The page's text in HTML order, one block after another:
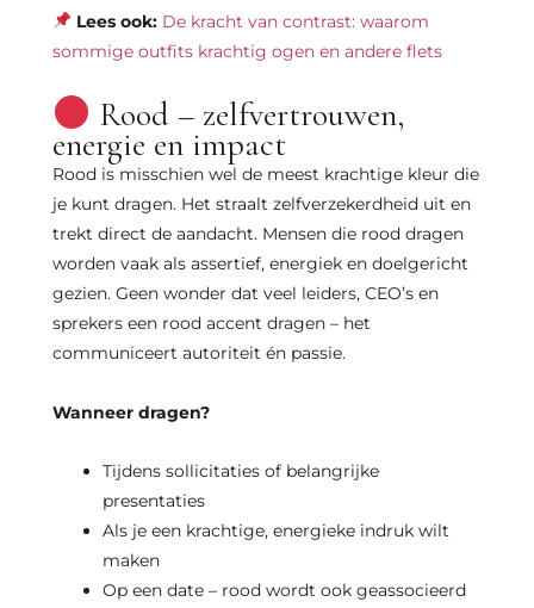
Lees ook:De kracht van contrast: waarom
sommige outfits krachtig ogen en andere flets
Rood – zelfvertrouwen,
energie en impact
Rood is misschien wel de meest krachtige kleur die
je kunt dragen. Het straalt zelfverzekerdheid uit en
trekt direct de aandacht. Mensen die rood dragen
worden vaak als assertief, energiek en doelgericht
gezien. Geen wonder dat veel leiders, CEO’s en
sprekers een rood accent dragen – het
communiceert autoriteit én passie.
Wanneer dragen?
Tijdens sollicitaties of belangrijke
presentaties
Als je een krachtige, energieke indruk wilt
maken
Op een date – rood wordt ook geassocieerd